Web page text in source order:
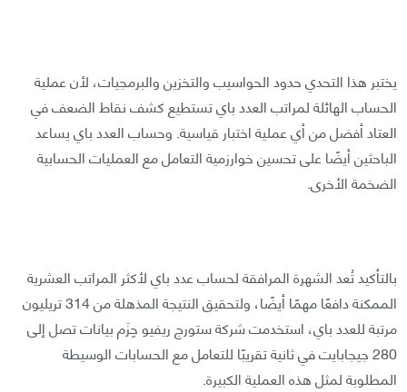
يختبر هذا التحدي حدود الحواسيب والتخزين والبرمجيات، لأن عملية
الحساب الهائلة لمراتب العدد باي تستطيع كشف نقاط الضعف في
العتاد أفضل من أي عملية اختبار قياسية. وحساب العدد باي يساعد
الباحثين أيضًا على تحسين خوارزمية التعامل مع العمليات الحسابية
الضخمة الأخرى.
بالتأكيد تُعد الشهرة المرافقة لحساب عدد باي لأكثر المراتب العشرية
الممكنة دافعًا مهمًا أيضًا، ولتحقيق النتيجة المذهلة من 314 تريليون
مرتبة للعدد باي، استخدمت شركة ستورج ريفيو حِزَم بيانات تصل إلى
280 جيجابايت في ثانية تقريبًا للتعامل مع الحسابات الوسيطة
المطلوبة لمثل هذه العملية الكبيرة.